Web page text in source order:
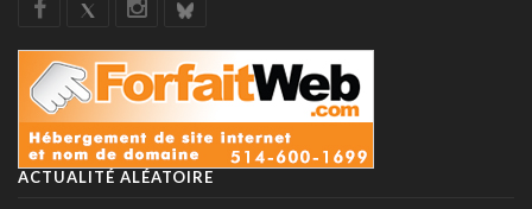
ACTUALITÉ ALÉATOIRE